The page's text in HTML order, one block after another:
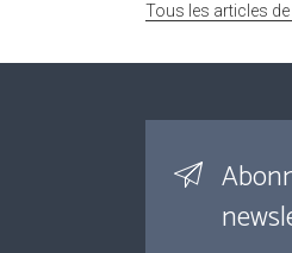
Tous les articles